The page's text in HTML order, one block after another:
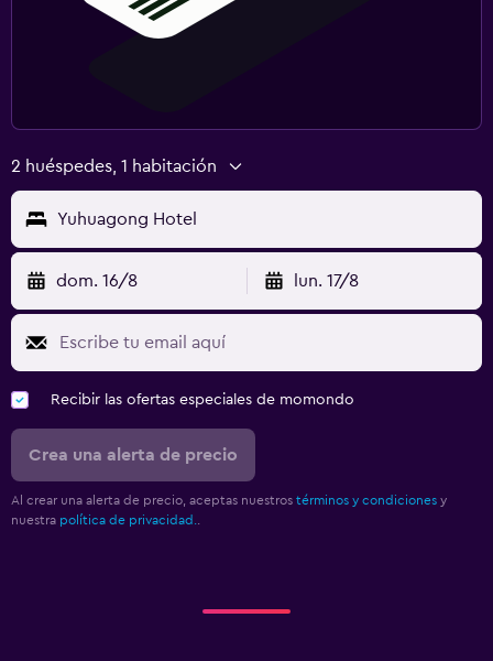
2 huéspedes, 1 habitación
Yuhuagong Hotel
dom. 16/8 lun. 17/8
Recibir las ofertas especiales de momondo
Crea una alerta de precio
Al crear una alerta de precio, aceptas nuestros términos y condiciones y
nuestra política de privacidad.